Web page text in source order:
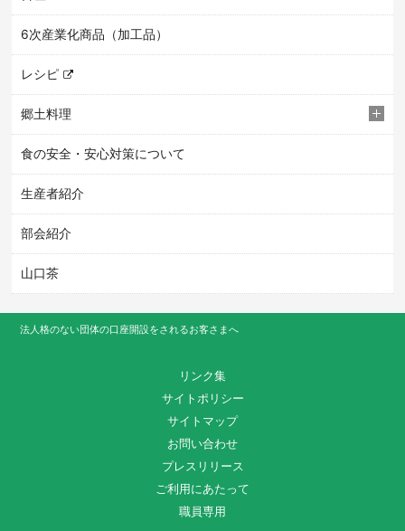
6次産業化商品（加工品）
レシピ
郷土料理
食の安全・安心対策について
生産者紹介
部会紹介
山口茶
法人格のない団体の口座開設をされるお客さまへ
リンク集
サイトポリシー
サイトマップ
お問い合わせ
プレスリリース
ご利用にあたって
職員専用